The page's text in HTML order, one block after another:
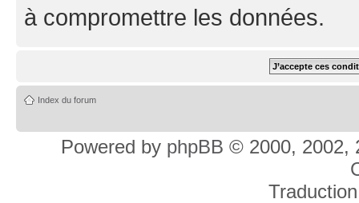
à compromettre les données.
Index du forum
Powered by phpBB © 2000, 2002,